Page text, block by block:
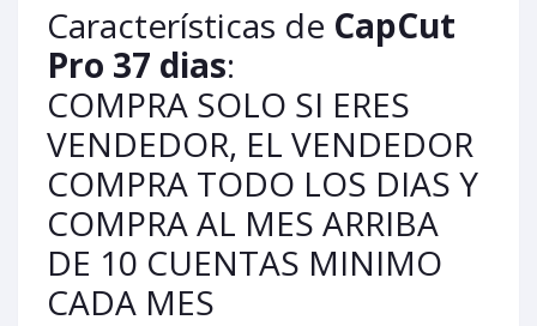
Características de CapCut
Pro 37 dias:
COMPRA SOLO SI ERES
VENDEDOR, EL VENDEDOR
COMPRA TODO LOS DIAS Y
COMPRA AL MES ARRIBA
DE 10 CUENTAS MINIMO
CADA MES